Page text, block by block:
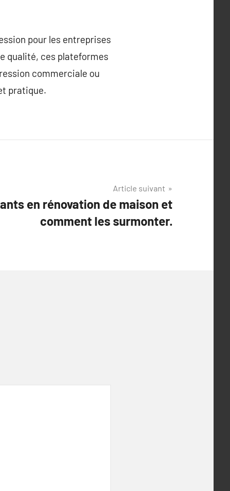
pour les entreprises
qualité, ces plateformes
commerciale ou
pratique.
Article suivant
en rénovation de maison et
comment les surmonter.